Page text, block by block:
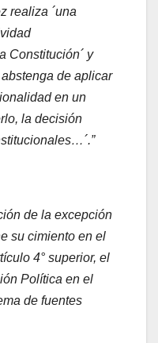
realiza ´una
Constitución´ y
de aplicar
en un
la decisión
de la excepción
su cimiento en el
4° superior, el
Política en el
de fuentes